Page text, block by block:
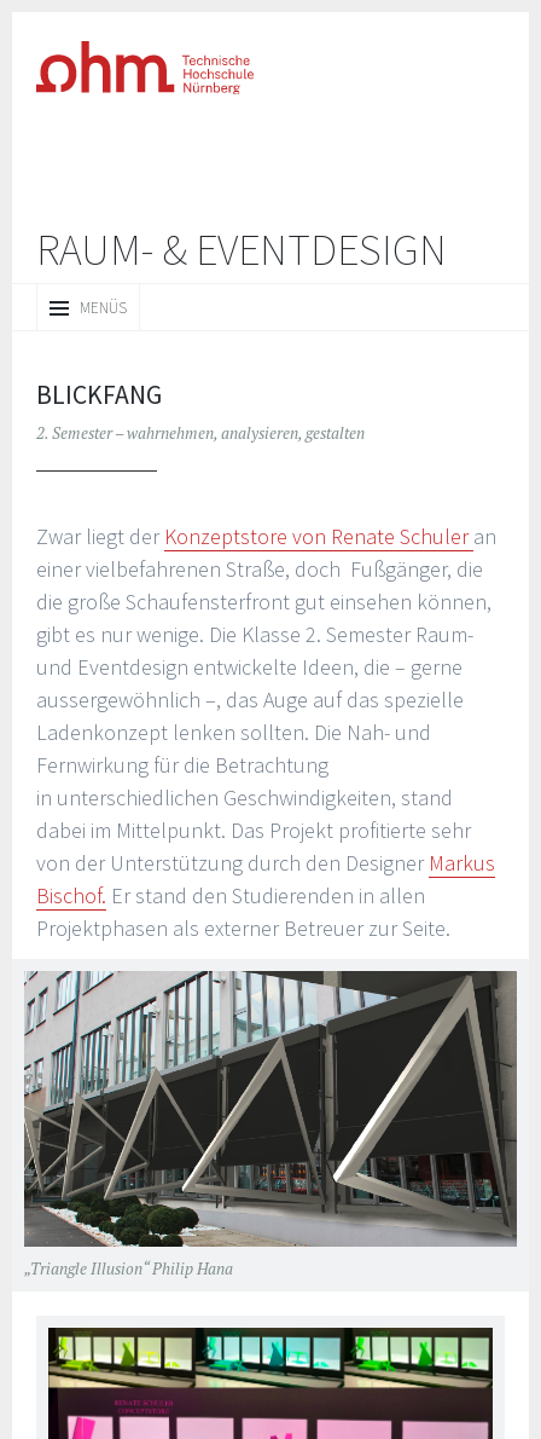
RAUM- & EVENTDESIGN
MENÜS
INHALT
BLICKFANG
2. Semester – wahrnehmen, analysieren, gestalten
Zwar liegt der Konzeptstore von Renate Schuleran
einer vielbefahrenen Straße, doch Fußgänger, die
die große Schaufensterfront gut einsehen können,
gibt es nur wenige. Die Klasse 2. Semester Raum-
und Eventdesign entwickelte Ideen, die – gerne
aussergewöhnlich –, das Auge auf das spezielle
Ladenkonzept lenken sollten. Die Nah- und
Fernwirkung für die Betrachtung
in unterschiedlichen Geschwindigkeiten, stand
dabei im Mittelpunkt. Das Projekt profitierte sehr
von der Unterstützung durch den Designer Markus
Bischof. Er stand den Studierenden in allen
Projektphasen als externer Betreuer zur Seite.
„Triangle Illusion“ Philip Hana